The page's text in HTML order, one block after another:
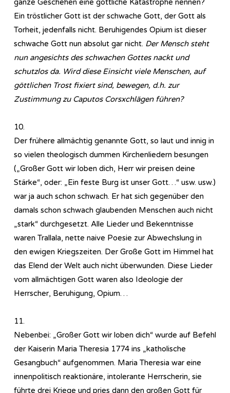
ganze Geschehen eine göttliche Katastrophe nennen?
Ein tröstlicher Gott ist der schwache Gott, der Gott als
Torheit, jedenfalls nicht. Beruhigendes Opium ist dieser
schwache Gott nun absolut gar nicht. Der Mensch steht
nun angesichts des schwachen Gottes nackt und
schutzlos da. Wird diese Einsicht viele Menschen, auf
göttlichen Trost fixiert sind, bewegen, d.h. zur
Zustimmung zu Caputos Corsxchlägen führen?
10.
Der frühere allmächtig genannte Gott, so laut und innig in
so vielen theologisch dummen Kirchenliedern besungen
(„Großer Gott wir loben dich, Herr wir preisen deine
Stärke“, oder: „Ein feste Burg ist unser Gott…“ usw. usw.)
war ja auch schon schwach. Er hat sich gegenüber den
damals schon schwach glaubenden Menschen auch nicht
„stark“ durchgesetzt. Alle Lieder und Bekenntnisse
waren Trallala, nette naive Poesie zur Abwechslung in
den ewigen Kriegszeiten. Der Große Gott im Himmel hat
das Elend der Welt auch nicht überwunden. Diese Lieder
vom allmächtigen Gott waren also Ideologie der
Herrscher, Beruhigung, Opium…
11.
Nebenbei: „Großer Gott wir loben dich“ wurde auf Befehl
der Kaiserin Maria Theresia 1774 ins „katholische
Gesangbuch“ aufgenommen. Maria Theresia war eine
innenpolitisch reaktionäre, intolerante Herrscherin, sie
führte drei Kriege und pries dann den großen Gott für